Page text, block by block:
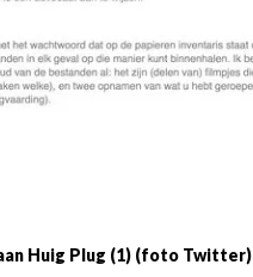
Huig Plug (1) (foto Twitter)